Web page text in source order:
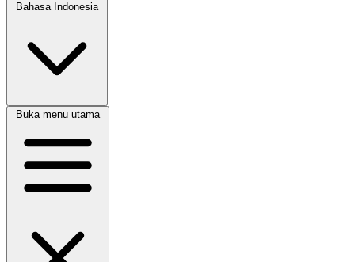
Bahasa Indonesia
Buka menu utama